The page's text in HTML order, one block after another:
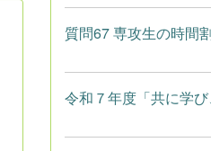
質問67 専攻生の時間
令和７年度「共に学